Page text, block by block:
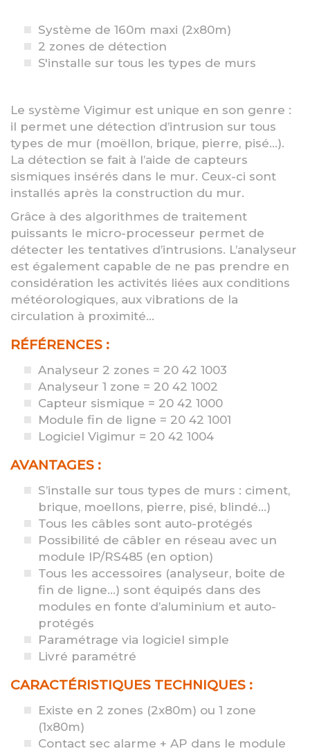
Système de 160m maxi (2x80m)
2 zones de détection
S'installe sur tous les types de murs
Le système Vigimur est unique en son genre :
il permet une détection d’intrusion sur tous
types de mur (moëllon, brique, pierre, pisé...).
La détection se fait à l’aide de capteurs
sismiques insérés dans le mur. Ceux-ci sont
installés après la construction du mur.
Grâce à des algorithmes de traitement
puissants le micro-processeur permet de
détecter les tentatives d’intrusions. L’analyseur
est également capable de ne pas prendre en
considération les activités liées aux conditions
météorologiques, aux vibrations de la
circulation à proximité...
RÉFÉRENCES :
Analyseur 2 zones = 20 42 1003
Analyseur 1 zone = 20 42 1002
Capteur sismique = 20 42 1000
Module fin de ligne = 20 42 1001
Logiciel Vigimur = 20 42 1004
AVANTAGES :
S’installe sur tous types de murs : ciment,
brique, moellons, pierre, pisé, blindé…)
Tous les câbles sont auto-protégés
Possibilité de câbler en réseau avec un
module IP/RS485 (en option)
Tous les accessoires (analyseur, boite de
fin de ligne…) sont équipés dans des
modules en fonte d’aluminium et auto-
protégés
Paramétrage via logiciel simple
Livré paramétré
CARACTÉRISTIQUES TECHNIQUES :
Existe en 2 zones (2x80m) ou 1 zone
(1x80m)
Contact sec alarme + AP dans le module